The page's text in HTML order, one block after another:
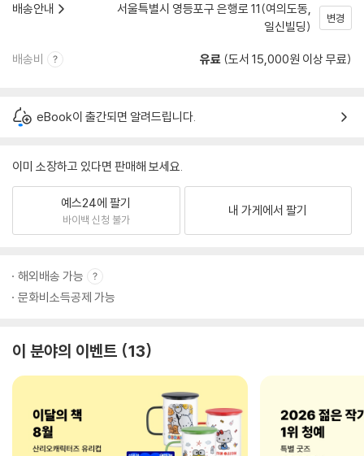
배송안내
서울특별시 영등포구 은행로 11(여의도동,
일신빌딩)
변경
배송비 유료 (도서 15,000원 이상 무료)
eBook이 출간되면 알려드립니다.
이미 소장하고 있다면 판매해 보세요.
예스24에 팔기
바이백 신청 불가
내 가게에서 팔기
해외배송 가능
문화비소득공제 가능
이 분야의 이벤트 13